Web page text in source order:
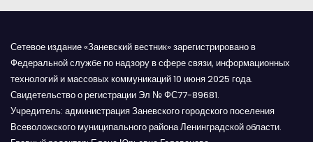
Сетевое издание «Заневский вестник» зарегистрировано в
Федеральной службе по надзору в сфере связи, информационных
технологий и массовых коммуникаций 10 июня 2025 года.
Свидетельство о регистрации Эл № ФС77-89681.
Учредитель: администрация Заневского городского поселения
Всеволожского муниципального района Ленинградской области.